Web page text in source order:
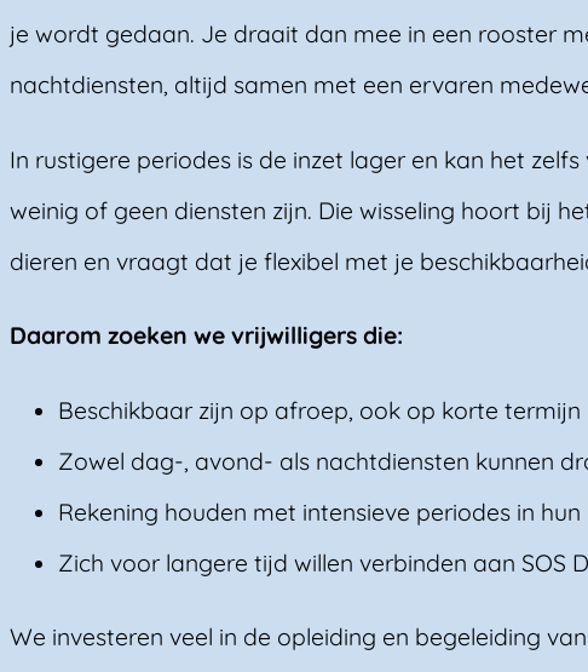
je wordt gedaan. Je draait dan mee in een rooster
nachtdiensten, altijd samen met een ervaren
In rustigere periodes is de inzet lager en kan het
weinig of geen diensten zijn. Die wisseling hoort bij
dieren en vraagt dat je flexibel met je
Daarom zoeken we vrijwilligers die:
Beschikbaar zijn op afroep, ook op korte termijn
Zowel dag-, avond- als nachtdiensten kunnen
Rekening houden met intensieve periodes in
Zich voor langere tijd willen verbinden aan SOS
We investeren veel in de opleiding en begeleiding